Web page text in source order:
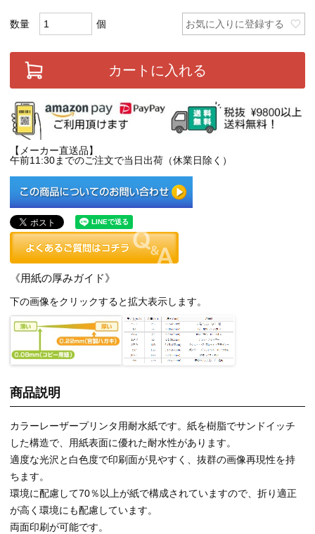
お気に入りに登録する
カートに入れる
【メーカー直送品】
午前11:30までのご注文で当日出荷（休業日除く）
《用紙の厚みガイド》
下の画像をクリックすると拡大表示します。
商品説明
カラーレーザープリンタ用耐水紙です。紙を樹脂でサンドイッチ
した構造で、用紙表面に優れた耐水性があります。
適度な光沢と白色度で印刷面が見やすく、抜群の画像再現性を持
ちます。
環境に配慮して70％以上が紙で構成されていますので、折り適正
が高く環境にも配慮しています。
両面印刷が可能です。